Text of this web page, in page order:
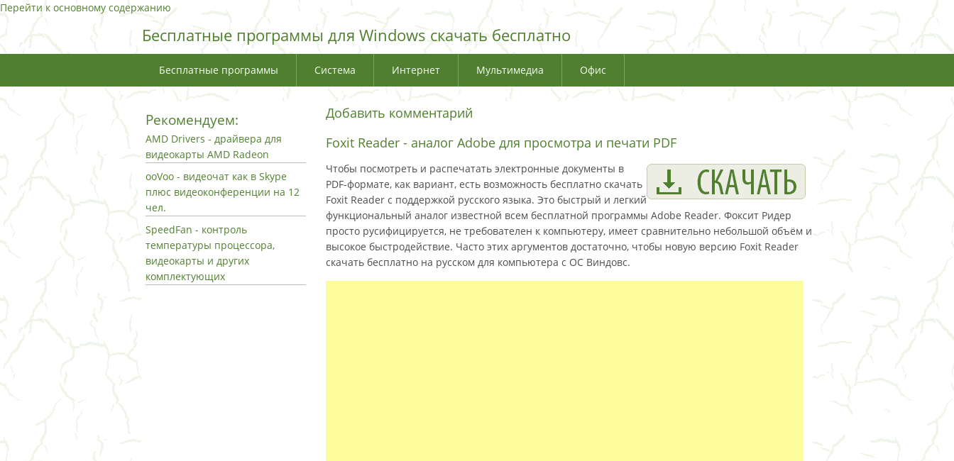
Перейти к основному содержанию
Бесплатные программы для Windows скачать бесплатно
Бесплатные программы Система Интернет Мультимедиа Офис
Добавить комментарий
Foxit Reader - аналог Adobe для просмотра и печати PDF
Чтобы посмотреть и распечатать электронные документы в
PDF-формате, как вариант, есть возможность бесплатно скачать
Foxit Reader с поддержкой русского языка. Это быстрый и легкий
функциональный аналог известной всем бесплатной программы Adobe Reader. Фоксит Ридер
просто русифицируется, не требователен к компьютеру, имеет сравнительно небольшой объём и
высокое быстродействие. Часто этих аргументов достаточно, чтобы новую версию Foxit Reader
скачать бесплатно на русском для компьютера с ОС Виндовс.
Рекомендуем:
AMD Drivers - драйвера для
видеокарты AMD Radeon
ooVoo - видеочат как в Skype
плюс видеоконференции на 12
чел.
SpeedFan - контроль
температуры процессора,
видеокарты и других
комплектующих